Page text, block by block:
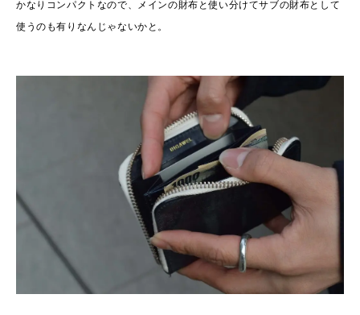
かなりコンパクトなので、メインの財布と使い分けてサブの財布として
使うのも有りなんじゃないかと。